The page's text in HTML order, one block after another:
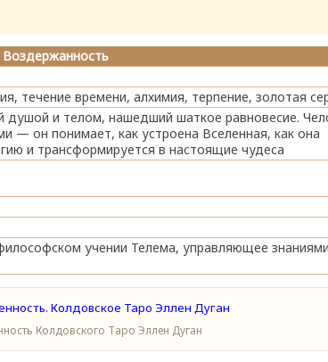
течение времени, алхимия, терпение, золотая
душой и телом, нашедший шаткое равновесие.
— он понимает, как устроена Вселенная, как она
и трансформируется в настоящие чудеса
учении Телема, управляющее
Колдовского Таро Эллен Дуган